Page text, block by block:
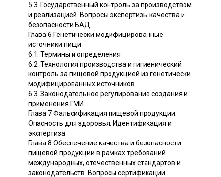
5.3. Государственный контроль за производством
и реализацией. Вопросы экспертизы качества и
безопасности БАД
Глава 6 Генетически модифицированные
источники пищи
6.1. Термины и определения
6.2. Технология производства и гигиенический
контроль за пищевой продукцией из генетически
модифицированных источников
6.3. Законодательное регулирование создания и
применения ГМИ
Глава 7 Фальсификация пищевой продукции.
Опасность для здоровья. Идентификация и
экспертиза
Глава 8 Обеспечение качества и безопасности
пищевой продукции в рамках требований
международных, отечественных стандартов и
законодательств. Вопросы сертификации